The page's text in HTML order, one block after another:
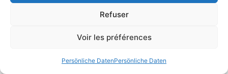
Refuser
Voir les préférences
Persönliche DatenPersönliche Daten